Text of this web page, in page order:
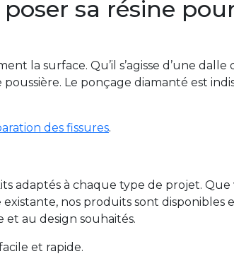
sa résine
la surface. Qu’il s’agisse d’une
poussière. Le ponçage diamanté est
des fissures.
adaptés à chaque type de projet.
nos produits sont disponibles
et au design souhaités.
et rapide.